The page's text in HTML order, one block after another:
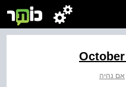
אם נהיה